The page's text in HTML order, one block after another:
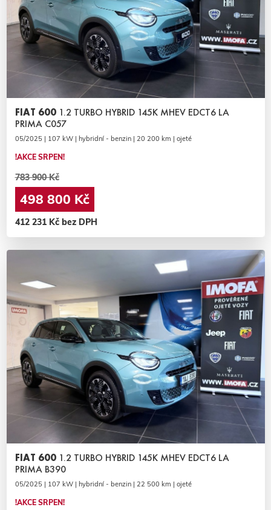
FIAT 600 1.2 TURBO HYBRID 145K MHEV EDCT6 LA
PRIMA C057
05/2025 | 107 kW | hybridní - benzin | 20 200 km | ojeté
!AKCE SRPEN!
783 900 Kč
498 800 Kč
412 231 Kč bez DPH
FIAT 600 1.2 TURBO HYBRID 145K MHEV EDCT6 LA
PRIMA B390
05/2025 | 107 kW | hybridní - benzin | 22 500 km | ojeté
!AKCE SRPEN!